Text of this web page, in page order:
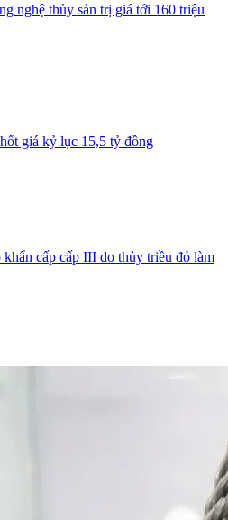
nghệ thủy sản trị giá tới 160 triệu
giá kỷ lục 15,5 tỷ đồng
cấp cấp III do thủy triều đỏ làm